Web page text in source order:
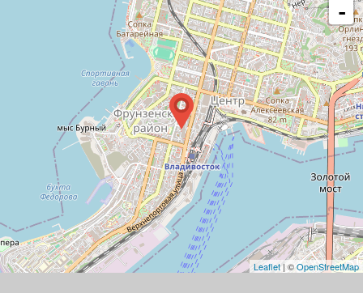
-
Leaflet | ©OpenStreetMap